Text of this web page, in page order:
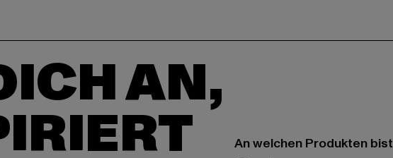
AN,
An welchen Produkten